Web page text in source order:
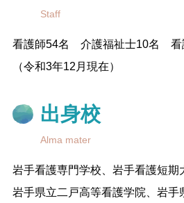
Staff
看護師54名 介護福祉士10名
（令和3年12月現在）
出身校
Alma mater
岩手看護専門学校、岩手看護短期
岩手県立二戸高等看護学院、岩手